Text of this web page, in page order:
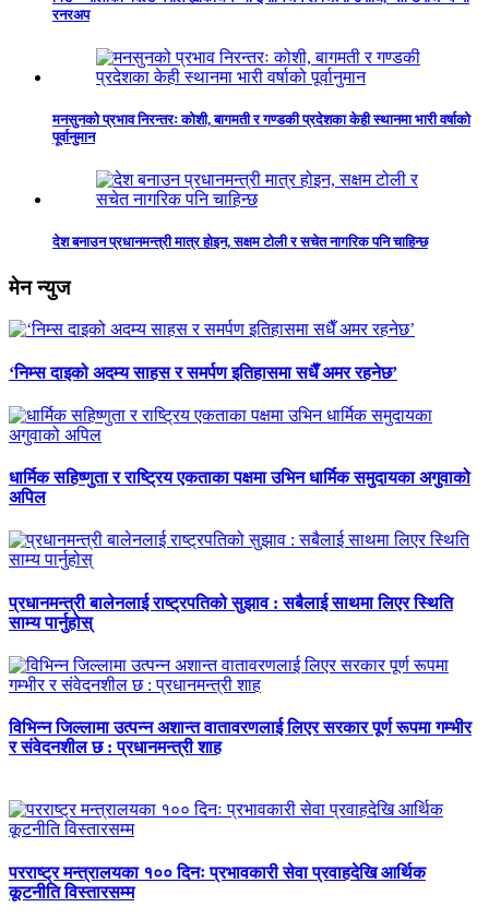
रनरअप
मनसुनको प्रभाव निरन्तरः कोशी, बागमती र गण्डकी प्रदेशका केही स्थानमा भारी वर्षाको
पूर्वानुमान
देश बनाउन प्रधानमन्त्री मात्र होइन, सक्षम टोली र सचेत नागरिक पनि चाहिन्छ
मेन न्युज
‘निम्स दाइको अदम्य साहस र समर्पण इतिहासमा सधैँ अमर रहनेछ’
धार्मिक सहिष्णुता र राष्ट्रिय एकताका पक्षमा उभिन धार्मिक समुदायका अगुवाको
अपिल
प्रधानमन्त्री बालेनलाई राष्ट्रपतिको सुझाव : सबैलाई साथमा लिएर स्थिति
साम्य पार्नुहोस्
विभिन्न जिल्लामा उत्पन्न अशान्त वातावरणलाई लिएर सरकार पूर्ण रूपमा गम्भीर
र संवेदनशील छ : प्रधानमन्त्री शाह
परराष्ट्र मन्त्रालयका १०० दिनः प्रभावकारी सेवा प्रवाहदेखि आर्थिक
कूटनीति विस्तारसम्म